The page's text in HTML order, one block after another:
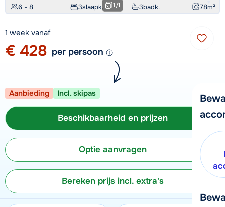
6 - 8 3slaapk. 3badk. 78m²
1/1
1 week vanaf
€ 428 per persoon
Aanbieding Incl. skipas
Beschikbaarheid en prijzen
Optie aanvragen
Bereken prijs incl. extra's